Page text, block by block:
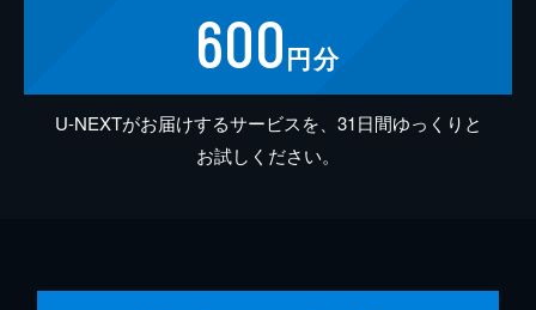
600円分
U-NEXTがお届けするサービスを、31日間ゆっくりと
お試しください。